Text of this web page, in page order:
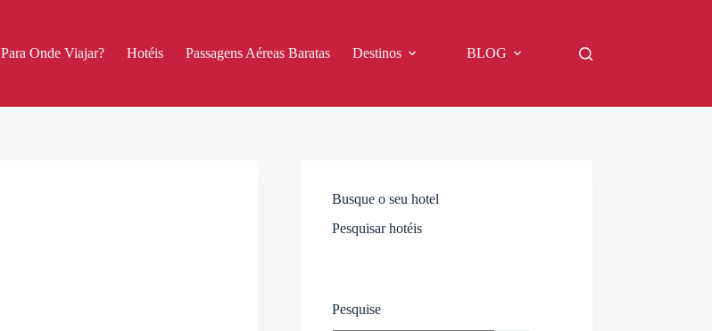
Para Onde Viajar? Hotéis Passagens Aéreas Baratas Destinos BLOG
Busque o seu hotel
Pesquisar hotéis
Pesquise